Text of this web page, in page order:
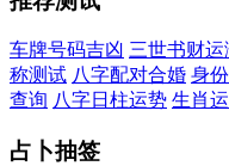
车牌号码吉凶 三世书财运
称测试 八字配对合婚 身
查询 八字日柱运势 生肖
占卜抽签